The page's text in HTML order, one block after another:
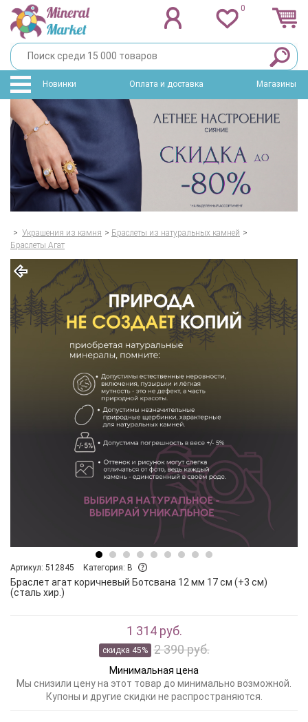
0
Новинки Оплата и доставка Магазины
> Украшения из камня > Браслеты из натуральных камней >
Браслеты Агат
Артикул: 512845 Категория: B
Браслет агат коричневый Ботсвана 12 мм 17 см (+3 см)
(сталь хир.)
1 314 руб.
скидка 45% 2 390 руб.
Минимальная цена
Мы снизили цену на этот товар до минимально возможной.
Купоны и другие скидки не распространяются.